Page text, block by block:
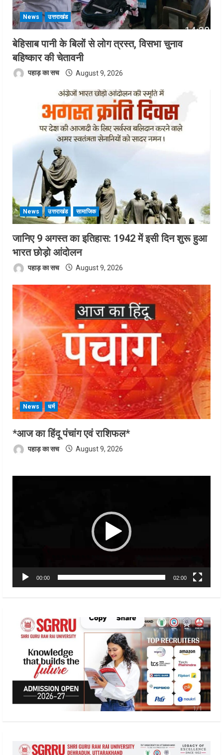
News उत्तराखंड
बेहिसाब पानी के बिलों से लोग त्रस्त, विसभा चुनाव
बहिष्कार की चेतावनी
पहाड़ का सच August 9, 2026
News उत्तराखंड सामाजिक
जानिए 9 अगस्त का इतिहास: 1942 में इसी दिन शुरू हुआ
भारत छोड़ो आंदोलन
पहाड़ का सच August 9, 2026
News धर्म
*आज का हिंदू पंचांग एवं राशिफल*
पहाड़ का सच August 9, 2026
00:00 02:00